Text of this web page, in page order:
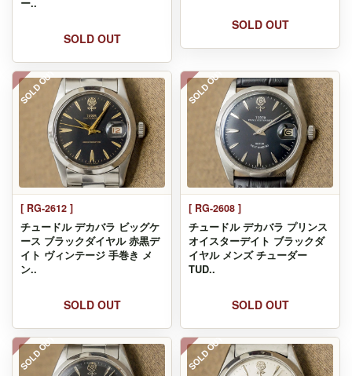
ー..
SOLD OUT
SOLD OUT
SOLD OUT
[ RG-2612 ]
チュードル デカバラ ビッグケ
ース ブラックダイヤル 赤黒デ
イト ヴィンテージ 手巻き メ
ン..
SOLD OUT
SOLD OUT
[ RG-2608 ]
チュードル デカバラ プリンス
オイスターデイト ブラックダ
イヤル メンズ チューダー
TUD..
SOLD OUT
SOLD OUT SOLD OUT